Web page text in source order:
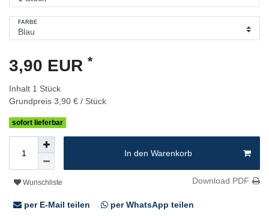
FARBE
3,90 EUR *
Inhalt 1 Stück
Grundpreis 3,90 € / Stück
sofort lieferbar
In den Warenkorb
Wunschliste Download PDF
per E-Mail teilen per WhatsApp teilen